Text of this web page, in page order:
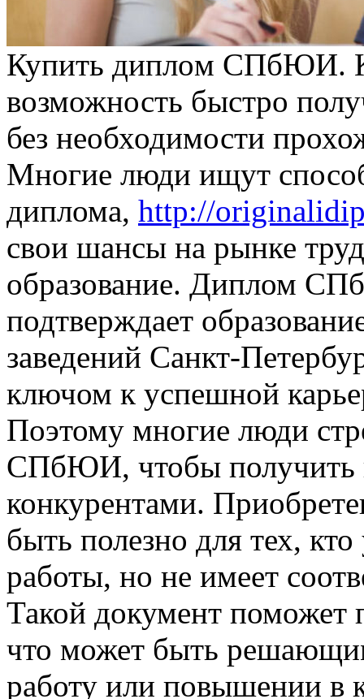
Купить диплoм СПбЮИ.
возможность быстро
без необходимости
Многие люди ищут
диплома, http://
свои шансы на рынке
образование. Диплом
подтверждает
заведений Санкт-
ключом к успешной
Поэтому многие люди
СПбЮИ, чтобы получить
конкурентами.
быть полезно для тех,
работы, но не имеет
Такой документ поможет
что может быть
работу или повышении в